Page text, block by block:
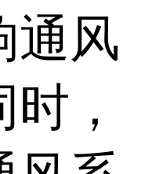
通风
，